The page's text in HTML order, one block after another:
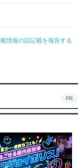
情報の誤記載を報告する
PR